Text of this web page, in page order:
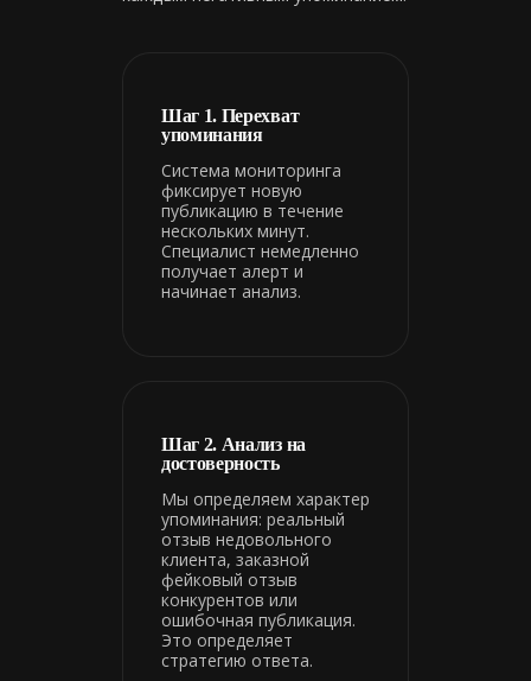
Шаг 1. Перехват
упоминания
Система мониторинга
фиксирует новую
публикацию в течение
нескольких минут.
Специалист немедленно
получает алерт и
начинает анализ.
Шаг 2. Анализ на
достоверность
Мы определяем характер
упоминания: реальный
отзыв недовольного
клиента, заказной
фейковый отзыв
конкурентов или
ошибочная публикация.
Это определяет
стратегию ответа.